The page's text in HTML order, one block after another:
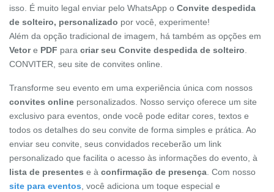
isso. É muito legal enviar pelo WhatsApp o Convite despedida
de solteiro, personalizado por você, experimente!
Além da opção tradicional de imagem, há também as opções em
Vetore PDF para criar seu Convite despedida de solteiro
CONVITER, seu site de convites online.
Transforme seu evento em uma experiência única com nossos
convites online personalizados. Nosso serviço oferece um site
exclusivo para eventos, onde você pode editar cores, textos e
todos os detalhes do seu convite de forma simples e prática. Ao
enviar seu convite, seus convidados receberão um link
personalizado que facilita o acesso às informações do evento, à
lista de presentes e à confirmação de presença . Com nosso
site para eventos , você adiciona um toque especial e